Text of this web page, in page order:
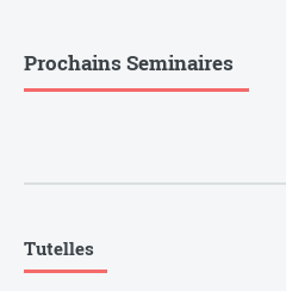
Prochains Seminaires
Tutelles